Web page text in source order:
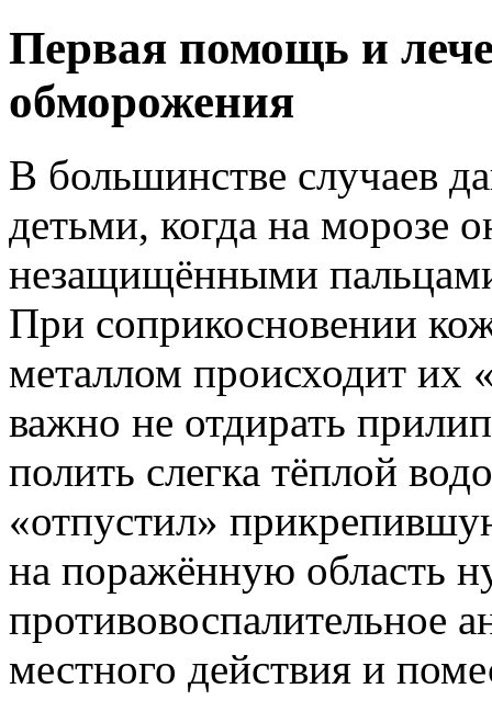
Первая помощь и
обморожения
В большинстве случаев
детьми, когда на морозе
незащищёнными
При соприкосновении
металлом происходит их
важно не отдирать
полить слегка тёплой
«отпустил»
на поражённую область
противовоспалительное
местного действия и